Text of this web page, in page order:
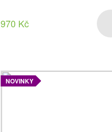
970 Kč
NOVINKY